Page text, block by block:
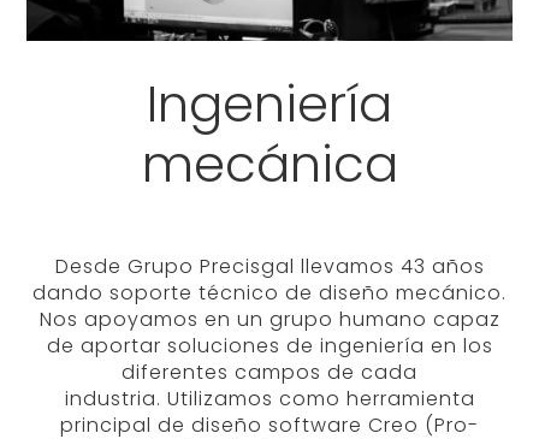
Ingeniería
mecánica
Desde Grupo Precisgal llevamos 43 años
dando soporte técnico de diseño mecánico.
Nos apoyamos en un grupo humano capaz
de aportar soluciones de ingeniería en los
diferentes campos de cada
industria. Utilizamos como herramienta
principal de diseño software Creo (Pro-